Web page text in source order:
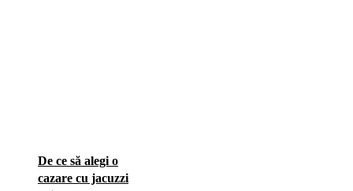
De ce să alegi o
cazare cu jacuzzi